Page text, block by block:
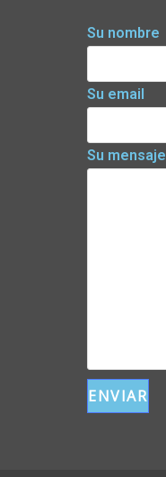
Su nombre
Su email
Su mensaje